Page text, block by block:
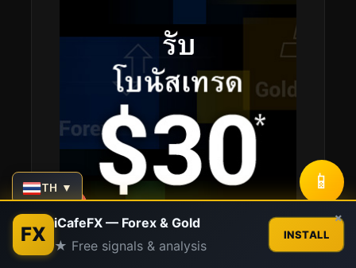
TH ▼ 📱
FX iCafeFX — Forex & Gold
★ Free signals & analysis
INSTALL
×
Contact us
Open